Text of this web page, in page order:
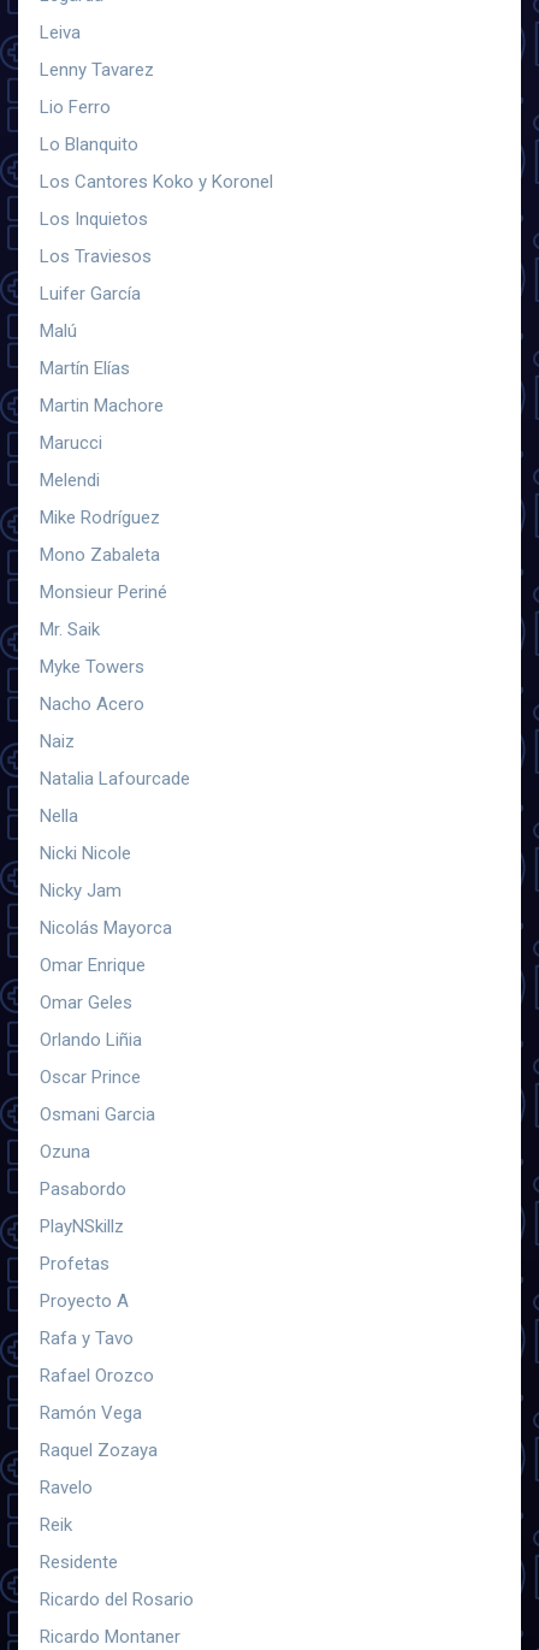
Leiva
Lenny Tavarez
Lio Ferro
Lo Blanquito
Los Cantores Koko y Koronel
Los Inquietos
Los Traviesos
Luifer García
Malú
Martín Elías
Martin Machore
Marucci
Melendi
Mike Rodríguez
Mono Zabaleta
Monsieur Periné
Mr. Saik
Myke Towers
Nacho Acero
Naiz
Natalia Lafourcade
Nella
Nicki Nicole
Nicky Jam
Nicolás Mayorca
Omar Enrique
Omar Geles
Orlando Liñia
Oscar Prince
Osmani Garcia
Ozuna
Pasabordo
PlayNSkillz
Profetas
Proyecto A
Rafa y Tavo
Rafael Orozco
Ramón Vega
Raquel Zozaya
Ravelo
Reik
Residente
Ricardo del Rosario
Ricardo Montaner